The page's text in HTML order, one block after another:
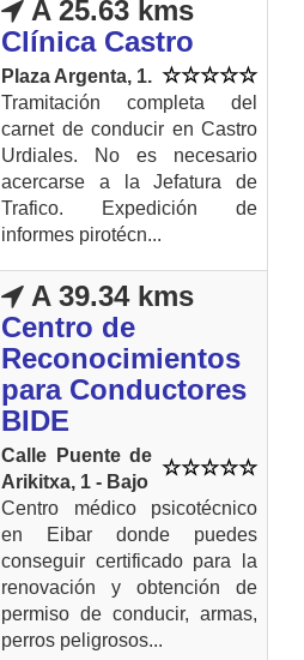
A 25.63 kms
Clínica Castro
Plaza Argenta, 1.
Tramitación completa del
carnet de conducir en Castro
Urdiales. No es necesario
acercarse a la Jefatura de
Trafico. Expedición de
informes pirotécn...
A 39.34 kms
Centro de
Reconocimientos
para Conductores
BIDE
Calle Puente de
Arikitxa, 1 - Bajo
Centro médico psicotécnico
en Eibar donde puedes
conseguir certificado para la
renovación y obtención de
permiso de conducir, armas,
perros peligrosos...